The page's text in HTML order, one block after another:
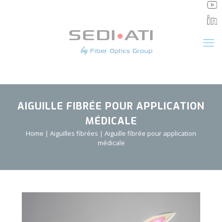
AIGUILLE FIBRÉE POUR APPLICATION
MÉDICALE
Home | Aiguilles fibrées | Aiguille fibrée pour application
médicale